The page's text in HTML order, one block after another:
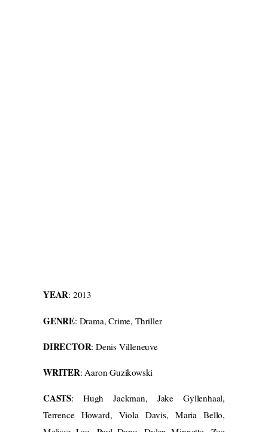
YEAR: 2013
GENRE: Drama, Crime, Thriller
DIRECTOR: Denis Villeneuve
WRITER: Aaron Guzikowski
CASTS: Hugh Jackman, Jake Gyllenhaal,
Terrence Howard, Viola Davis, Maria Bello,